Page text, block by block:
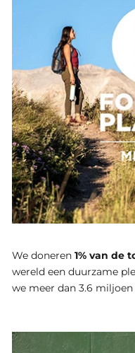
We doneren1% van de
wereld een duurzame
we meer dan 3.6